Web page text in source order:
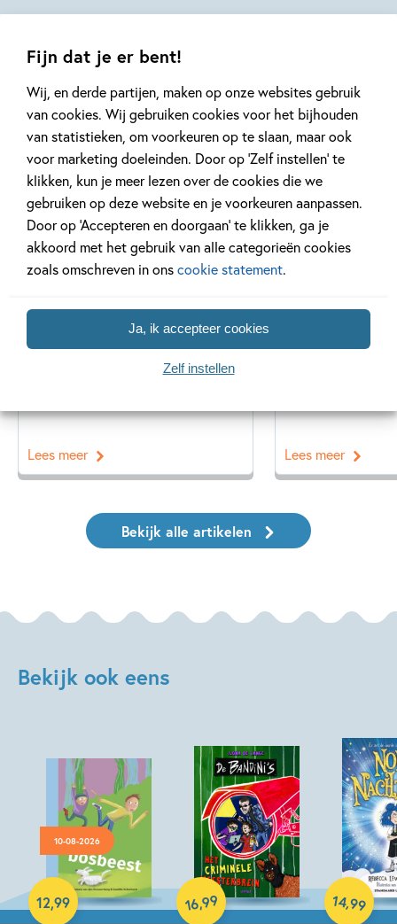
Fijn dat je er bent!
Wij, en derde partijen, maken op onze websites gebruik
van cookies. Wij gebruiken cookies voor het bijhouden
van statistieken, om voorkeuren op te slaan, maar ook
voor marketing doeleinden. Door op ‘Zelf instellen’ te
klikken, kun je meer lezen over de cookies die we
gebruiken op deze website en je voorkeuren aanpassen.
Door op ‘Accepteren en doorgaan’ te klikken, ga je
akkoord met het gebruik van alle categorieën cookies
zoals omschreven in onscookie statement.
Ja, ik accepteer cookies
Zelf instellen
Gerelateerde artikelen
Beatrix Potter 160 jaar!
Achtergrond
Lees meer
Kinderpanel
Lees meer
Bekijk alle artikelen
Bekijk ook eens
10-08-2026
12,99
Hardcover 16,99
Hardcover 14,99
Hardcover